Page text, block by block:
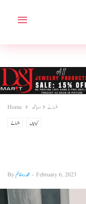
Home افسانے دو ہاتھ
افسانے کہانیاں
Byمخدرہ خانم- February 6, 2023